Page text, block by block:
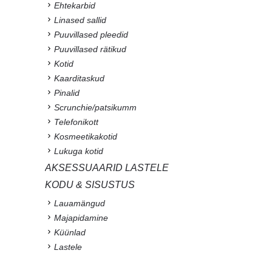
Ehtekarbid
Linased sallid
Puuvillased pleedid
Puuvillased rätikud
Kotid
Kaarditaskud
Pinalid
Scrunchie/patsikumm
Telefonikott
Kosmeetikakotid
Lukuga kotid
AKSESSUAARID LASTELE
KODU & SISUSTUS
Lauamängud
Majapidamine
Küünlad
Lastele